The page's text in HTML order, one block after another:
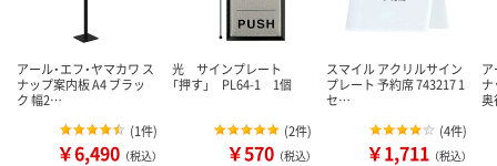
アール・エフ・ヤマカワ ス
ナップ案内板 A4 ブラッ
ク 幅2…
(1件)
￥6,490 （税込）
光 サインプレート
「押す」 PL64-1 1個
(2件)
￥570 （税込）
スマイル アクリルサイン
プレート 予約席 743217 1
セ…
(4件)
￥1,711 （税込）
ア